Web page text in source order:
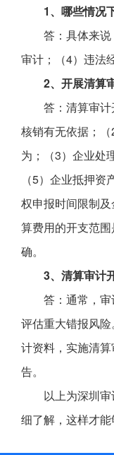
1、哪些情况
答：具体来
审计；（4）违法
2、开展清算
答：清算审
核销有无依据；
为；（3）企业处
（5）企业抵押
权申报时间限制
算费用的开支范
确。
3、清算审计
答：通常，
评估重大错报风
计资料，实施清
告。
以上为深圳
细了解，这样才